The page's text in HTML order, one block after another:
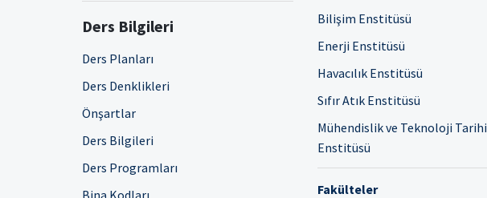
Ders Bilgileri
Ders Planları
Ders Denklikleri
Önşartlar
Ders Bilgileri
Ders Programları
Bina Kodları
Bilişim Enstitüsü
Enerji Enstitüsü
Havacılık Enstitüsü
Sıfır Atık Enstitüsü
Mühendislik ve Teknoloji Tarihi
Enstitüsü
Fakülteler